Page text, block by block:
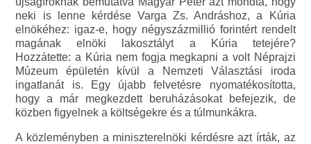
neki is lenne kérdése Varga Zs. Andráshoz, a Kúria
elnökéhez: igaz-e, hogy négyszázmillió forintért rendelt
magának elnöki lakosztályt a Kúria tetejére?
Hozzátette: a Kúria nem fogja megkapni a volt Néprajzi
Múzeum épületén kívül a Nemzeti Választási iroda
ingatlanát is. Egy újabb felvetésre nyomatékosította,
hogy a már megkezdett beruházásokat befejezik, de
közben figyelnek a költségekre és a túlmunkákra.
A közleményben a miniszterelnöki kérdésre azt írták, az